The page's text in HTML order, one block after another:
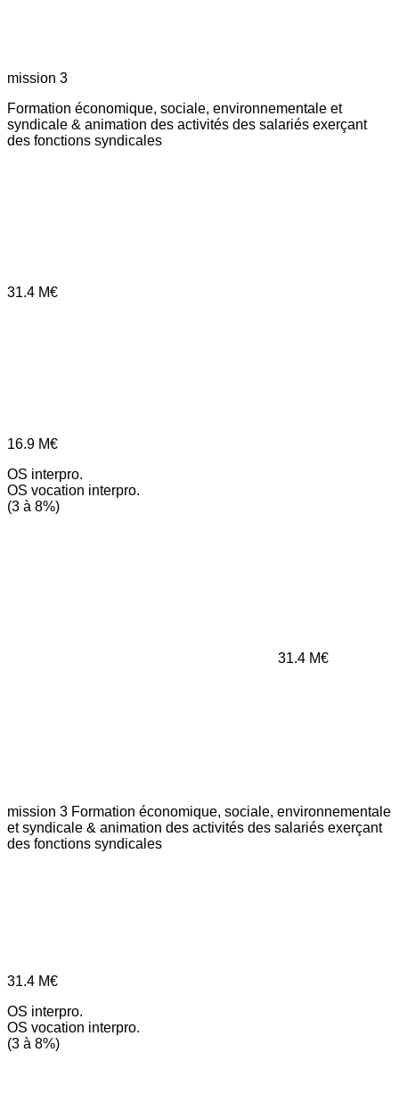
mission 3
Formation économique, sociale, environnementale et
syndicale & animation des activités des salariés exerçant
des fonctions syndicales
31.4 M€
16.9 M€
OS interpro.
OS vocation interpro.
(3 à 8%)
31.4 M€
mission 3 Formation économique, sociale, environnementale
et syndicale & animation des activités des salariés exerçant
des fonctions syndicales
31.4 M€
OS interpro.
OS vocation interpro.
(3 à 8%)